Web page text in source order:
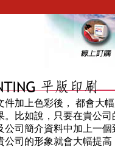
件加上色彩後， 都會大
。比如說，只要在貴公司
公司簡介資料中加上一個
公司的形象就會大幅提高